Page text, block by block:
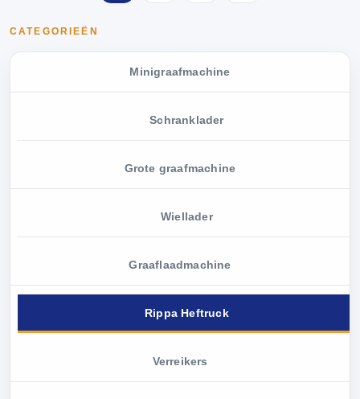
CATEGORIEËN
Minigraafmachine
Schranklader
Grote graafmachine
Wiellader
Graaflaadmachine
Rippa Heftruck
Verreikers